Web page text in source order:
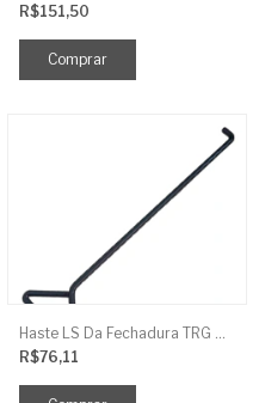
R$151,50
R$76,11